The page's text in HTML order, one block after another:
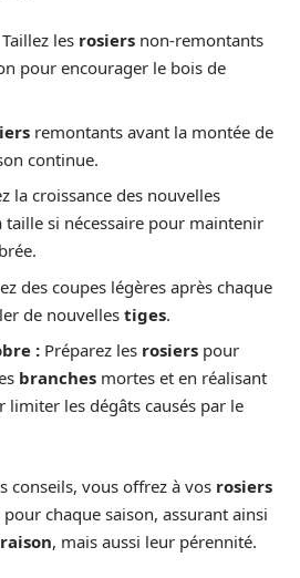
Taillez les rosiers non-remontants
pour encourager le bois de
remontants avant la montée de
continue.
la croissance des nouvelles
taille si nécessaire pour maintenir
des coupes légères après chaque
de nouvellestiges.
: Préparez les rosiers pour
branches mortes et en réalisant
limiter les dégâts causés par le
conseils, vous offrez à vos rosiers
chaque saison, assurant ainsi
, mais aussi leur pérennité.